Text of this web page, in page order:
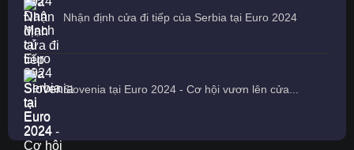
Nhận định cửa đi tiếp của Serbia tại Euro 2024
Slovenia tại Euro 2024 - Cơ hội vươn lên cửa...